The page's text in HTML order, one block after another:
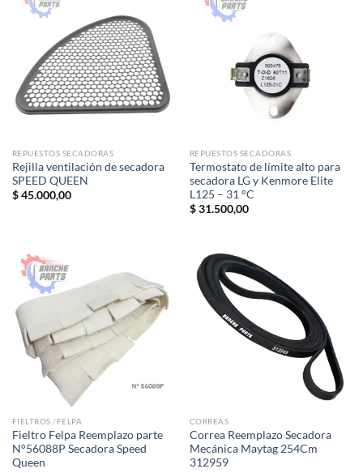
REPUESTOS SECADORAS
Rejilla ventilación de secadora
SPEED QUEEN
$45.000,00
REPUESTOS SECADORAS
Termostato de límite alto para
secadora LG y Kenmore Elite
L125 – 31 °C
$31.500,00
FIELTROS /FELPA
Fieltro Felpa Reemplazo parte
N°56088P Secadora Speed
Queen
CORREAS
Correa Reemplazo Secadora
Mecánica Maytag 254Cm
312959